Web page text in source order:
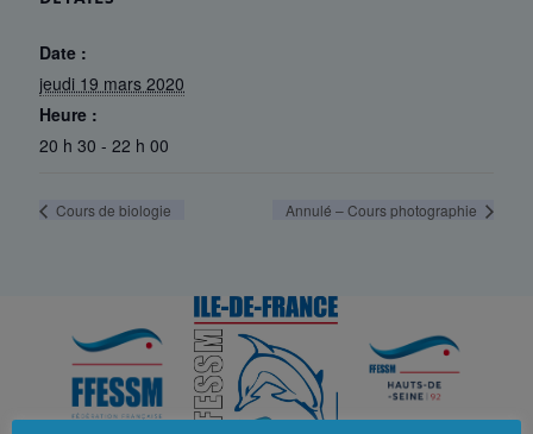
Date :
jeudi 19 mars 2020
Heure :
20 h 30 - 22 h 00
Cours de biologie Annulé – Cours photographie